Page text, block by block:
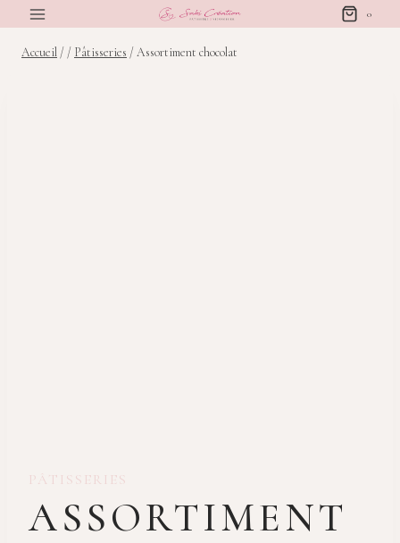
contenu
0
Accueil / / Pâtisseries /Assortiment chocolat
PÂTISSERIES
ASSORTIMENT